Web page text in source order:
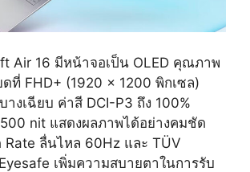
Air 16 มีหน้าจอเป็น OLED คุณภาพ
ดที่ FHD+ (1920 x 1200 พิกเซล)
งเฉียบ ค่าสี DCI-P3 ถึง 100%
nit แสดงผลภาพได้อย่างคมชัด
Rate ลื่นไหล 60Hz และ TÜV
เพิ่มความสบายตาในการรับ